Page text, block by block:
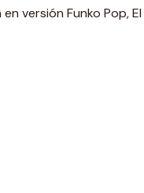
versión Funko Pop, El